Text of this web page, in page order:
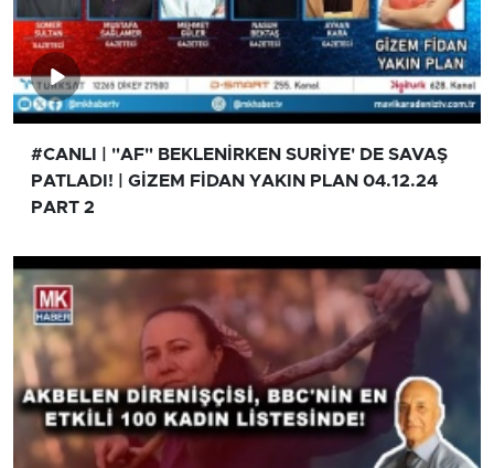
#CANLI | "AF" BEKLENİRKEN SURİYE' DE SAVAŞ
PATLADI! | GİZEM FİDAN YAKIN PLAN 04.12.24
PART 2